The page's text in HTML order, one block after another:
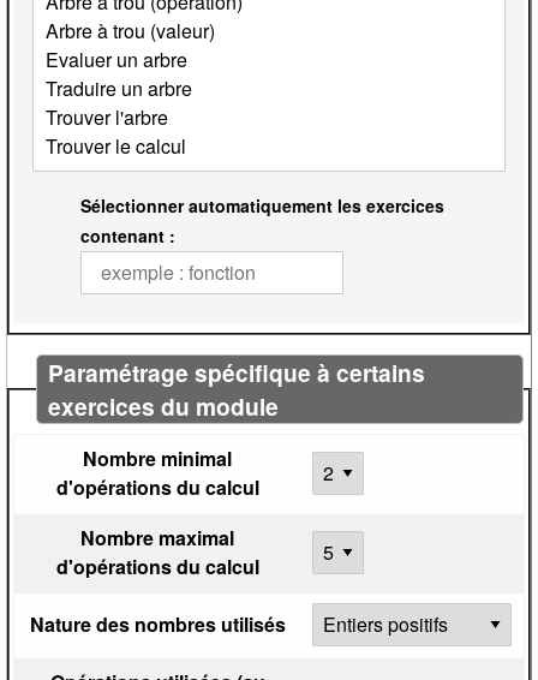
Sélectionner automatiquement les exercices
contenant :
Paramétrage spécifique à certains
exercices du module
Nombre minimal
d'opérations du calcul
Nombre maximal
d'opérations du calcul
Nature des nombres utilisés